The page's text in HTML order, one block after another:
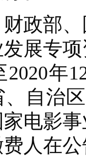
部、
展专
2020年
自治
家电影
人在